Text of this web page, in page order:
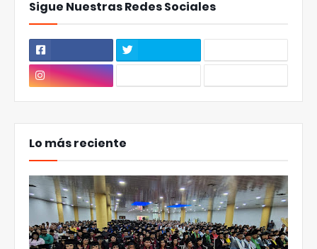
Sigue Nuestras Redes Sociales
Lo más reciente